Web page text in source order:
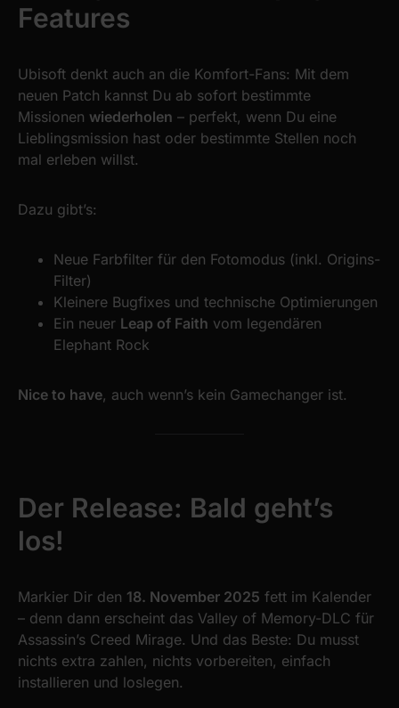
our social media, advertising and analytics partners who
of their services.
Features
Ubisoft denkt auch an die Komfort-Fans: Mit dem
neuen Patch kannst Du ab sofort bestimmte
Missionen wiederholen – perfekt, wenn Du eine
Lieblingsmission hast oder bestimmte Stellen noch
mal erleben willst.
Dazu gibt’s:
Neue Farbfilter für den Fotomodus (inkl. Origins-
Filter)
Kleinere Bugfixes und technische Optimierungen
Ein neuer Leap of Faith vom legendären
Elephant Rock
Nice to have, auch wenn’s kein Gamechanger ist.
Der Release: Bald geht’s
los!
Markier Dir den 18. November 2025 fett im Kalender
– denn dann erscheint das Valley of Memory-DLC für
Assassin’s Creed Mirage. Und das Beste: Du musst
nichts extra zahlen, nichts vorbereiten, einfach
installieren und loslegen.